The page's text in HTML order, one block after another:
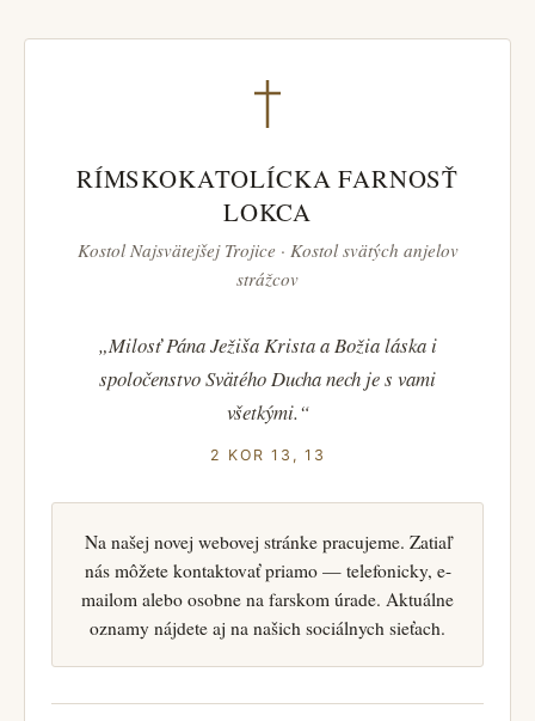
RÍMSKOKATOLÍCKA FARNOSŤ
LOKCA
Kostol Najsvätejšej Trojice · Kostol svätých anjelov
strážcov
„Milosť Pána Ježiša Krista a Božia láska i
spoločenstvo Svätého Ducha nech je s vami
všetkými.“
2 KOR 13, 13
Na našej novej webovej stránke pracujeme. Zatiaľ
nás môžete kontaktovať priamo — telefonicky, e-
mailom alebo osobne na farskom úrade. Aktuálne
oznamy nájdete aj na našich sociálnych sieťach.